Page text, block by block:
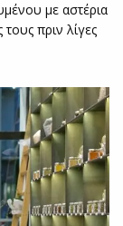
με αστέρια
πριν λίγες